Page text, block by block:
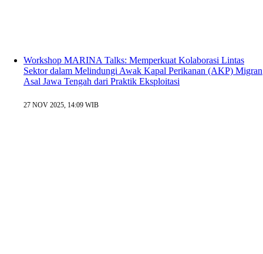
Workshop MARINA Talks: Memperkuat Kolaborasi Lintas
Sektor dalam Melindungi Awak Kapal Perikanan (AKP) Migran
Asal Jawa Tengah dari Praktik Eksploitasi
27 NOV 2025, 14:09 WIB